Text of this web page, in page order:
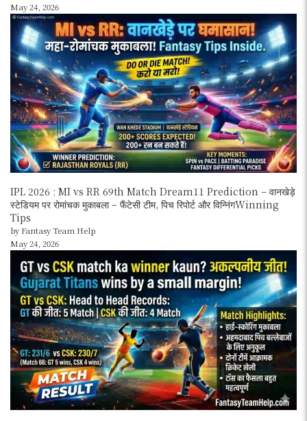
May 24, 2026
IPL 2026 : MI vs RR 69th Match Dream11 Prediction – वानखेड़े
स्टेडियम पर रोमांचक मुकाबला – फैंटेसी टीम, पिच रिपोर्ट और विन्निंगWinning
Tips
by Fantasy Team Help
May 24, 2026